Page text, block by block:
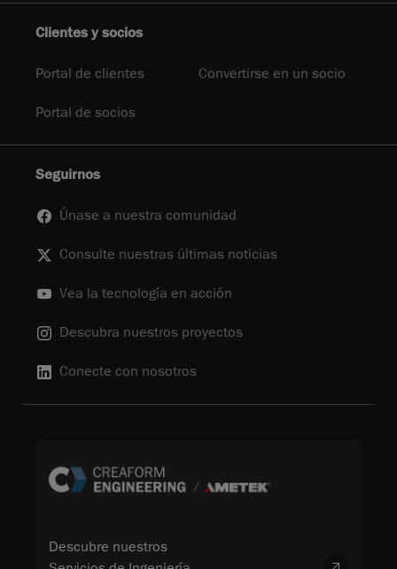
Clientes y socios
Portal de clientes Convertirse en un socio
Portal de socios
Seguirnos
Únase a nuestra comunidad
Consulte nuestras últimas noticias
Vea la tecnología en acción
Descubra nuestros proyectos
Conecte con nosotros
Descubre nuestros